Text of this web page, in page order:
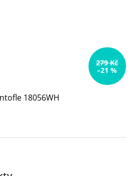
279 Kč
–21 %
18056WH